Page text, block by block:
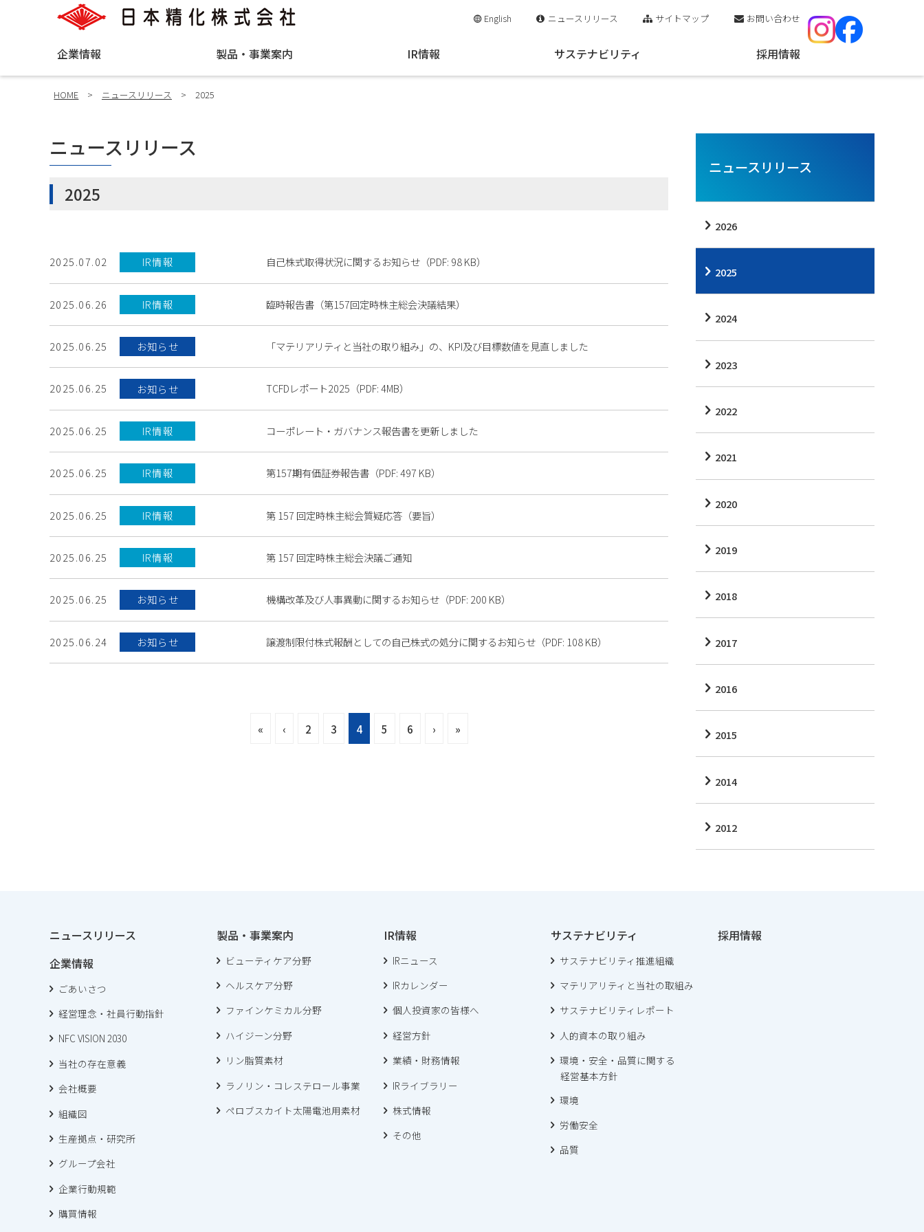
English ニュースリリース サイトマップ お問い合わせ
企業情報 製品・事業案内 IR情報 サステナビリティ 採用情報
HOME > ニュースリリース > 2025
ニュースリリース
2025
2025.07.02 IR情報 自己株式取得状況に関するお知らせ（PDF: 98 KB）
2025.06.26 IR情報 臨時報告書（第157回定時株主総会決議結果）
2025.06.25 お知らせ 「マテリアリティと当社の取り組み」の、KPI及び目標数値を見直しました
2025.06.25 お知らせ TCFDレポート2025（PDF: 4MB）
2025.06.25 IR情報 コーポレート・ガバナンス報告書を更新しました
2025.06.25 IR情報 第157期有価証券報告書（PDF: 497 KB）
2025.06.25 IR情報 第 157 回定時株主総会質疑応答（要旨）
2025.06.25 IR情報 第 157 回定時株主総会決議ご通知
2025.06.25 お知らせ 機構改革及び人事異動に関するお知らせ（PDF: 200 KB）
2025.06.24 お知らせ 譲渡制限付株式報酬としての自己株式の処分に関するお知らせ（PDF: 108 KB）
« ‹ 2 3 4 5 6 › »
ニュースリリース
2026
2025
2024
2023
2022
2021
2020
2019
2018
2017
2016
2015
2014
2012
ニュースリリース
企業情報
ごあいさつ
経営理念・社員行動指針
NFC VISION 2030
当社の存在意義
会社概要
組織図
生産拠点・研究所
グループ会社
企業行動規範
購買情報
製品・事業案内
ビューティケア分野
ヘルスケア分野
ファインケミカル分野
ハイジーン分野
リン脂質素材
ラノリン・コレステロール事業
ペロブスカイト太陽電池用素材
IR情報
IRニュース
IRカレンダー
個人投資家の皆様へ
経営方針
業績・財務情報
IRライブラリー
株式情報
その他
サステナビリティ
サステナビリティ推進組織
マテリアリティと当社の取組み
サステナビリティレポート
人的資本の取り組み
環境・安全・品質に関する
経営基本方針
環境
労働安全
品質
採用情報